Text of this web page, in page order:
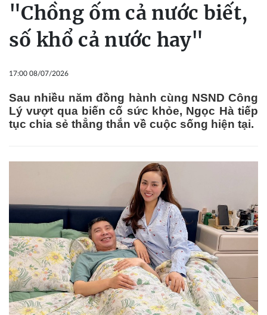
"Chồng ốm cả nước biết,
số khổ cả nước hay"
17:00 08/07/2026
Sau nhiều năm đồng hành cùng NSND Công
Lý vượt qua biến cố sức khỏe, Ngọc Hà tiếp
tục chia sẻ thẳng thắn về cuộc sống hiện tại.